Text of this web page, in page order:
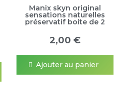
Manix skyn original
sensations naturelles
préservatif boite de 2
2,00 €
Ajouter au panier